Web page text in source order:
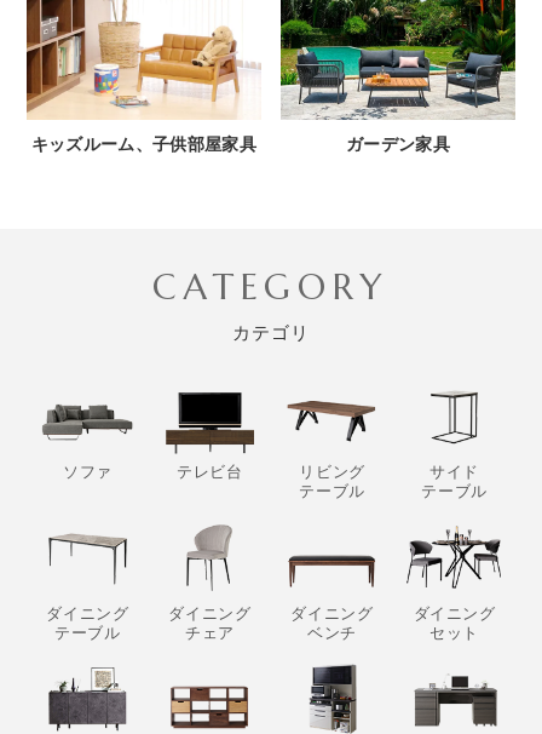
キッズルーム、子供部屋家具 ガーデン家具
CATEGORY
カテゴリ
ソファ テレビ台
リビング
テーブル
サイド
テーブル
ダイニング
テーブル
ダイニング
チェア
ダイニング
ベンチ
ダイニング
セット